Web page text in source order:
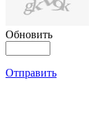
Обновить
Отправить